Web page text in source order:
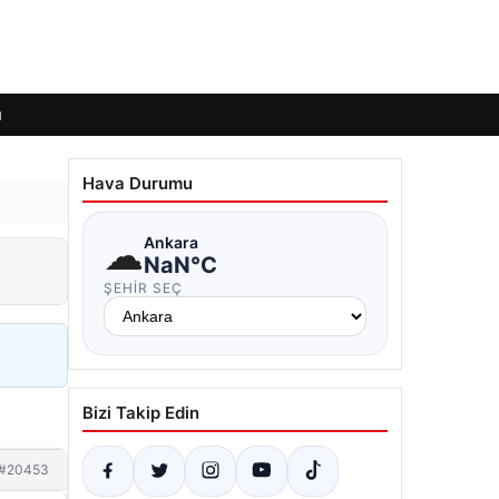
Hava Durumu
☁Ankara
NaN°C
ŞEHIR SEÇ
Bizi Takip Edin